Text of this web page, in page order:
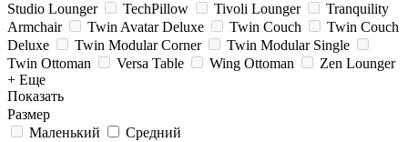
Studio Lounger
TechPillow Tivoli Lounger
Tranquility
Armchair
Twin Avatar Deluxe Twin Couch
Twin Couch
Deluxe
Twin Modular Corner
Twin Modular Single
Twin Ottoman
Versa Table Wing Ottoman
Zen Lounger
+ Еще
Показать
Размер
Маленький
Средний